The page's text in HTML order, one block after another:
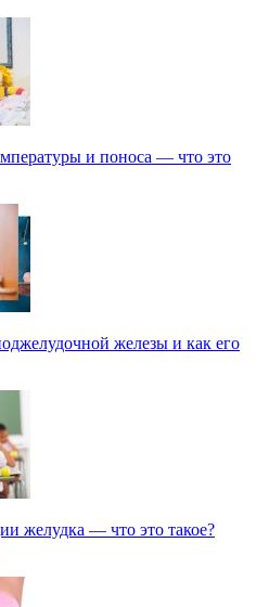
и поноса — что это
железы и как его
желудка — что это такое?